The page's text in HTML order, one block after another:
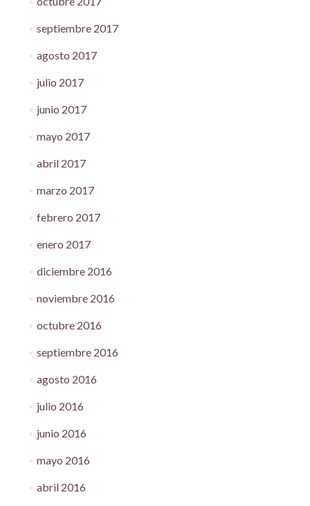
septiembre 2017
agosto 2017
julio 2017
junio 2017
mayo 2017
abril 2017
marzo 2017
febrero 2017
enero 2017
diciembre 2016
noviembre 2016
octubre 2016
septiembre 2016
agosto 2016
julio 2016
junio 2016
mayo 2016
abril 2016